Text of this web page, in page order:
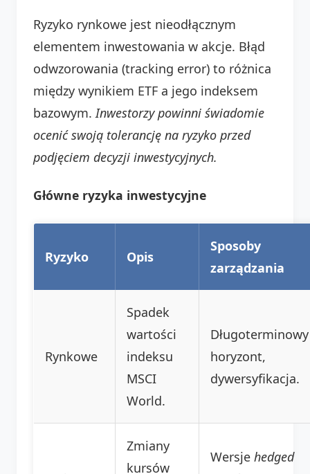
Ryzyko rynkowe jest nieodłącznym
elementem inwestowania w akcje. Błąd
odwzorowania (tracking error) to różnica
między wynikiem ETF a jego indeksem
bazowym. Inwestorzy powinni świadomie
ocenić swoją tolerancję na ryzyko przed
podjęciem decyzji inwestycyjnych.
Główne ryzyka inwestycyjne
Ryzyko Opis
Sposoby
zarządzania
Rynkowe
Spadek
wartości
indeksu
MSCI
World.
Długoterminowy
horyzont,
dywersyfikacja.
Zmiany
kursów
Wersje hedged